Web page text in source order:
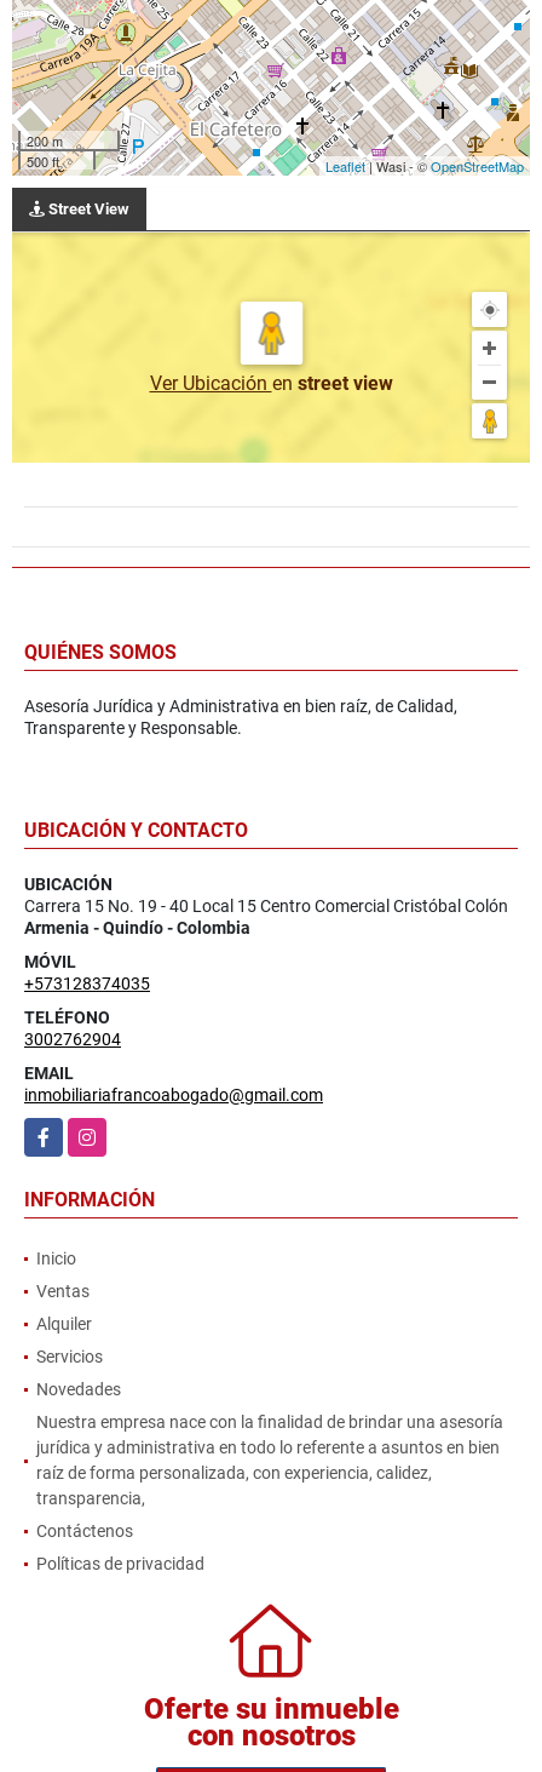
200 m
500 ft
Leaflet| Wasi - ©OpenStreetMap
Street View
Ver Ubicación en street view
QUIÉNES SOMOS
Asesoría Jurídica y Administrativa en bien raíz, de Calidad,
Transparente y Responsable.
UBICACIÓN Y CONTACTO
UBICACIÓN
Carrera 15 No. 19 - 40 Local 15 Centro Comercial Cristóbal Colón
Armenia - Quindío - Colombia
MÓVIL
+573128374035
TELÉFONO
3002762904
EMAIL
inmobiliariafrancoabogado@gmail.com
FacebookInstagram
INFORMACIÓN
Inicio
Ventas
Alquiler
Servicios
Novedades
Nuestra empresa nace con la finalidad de brindar una asesoría
jurídica y administrativa en todo lo referente a asuntos en bien
raíz de forma personalizada, con experiencia, calidez,
transparencia,
Contáctenos
Políticas de privacidad
Oferte su inmueble
con nosotros